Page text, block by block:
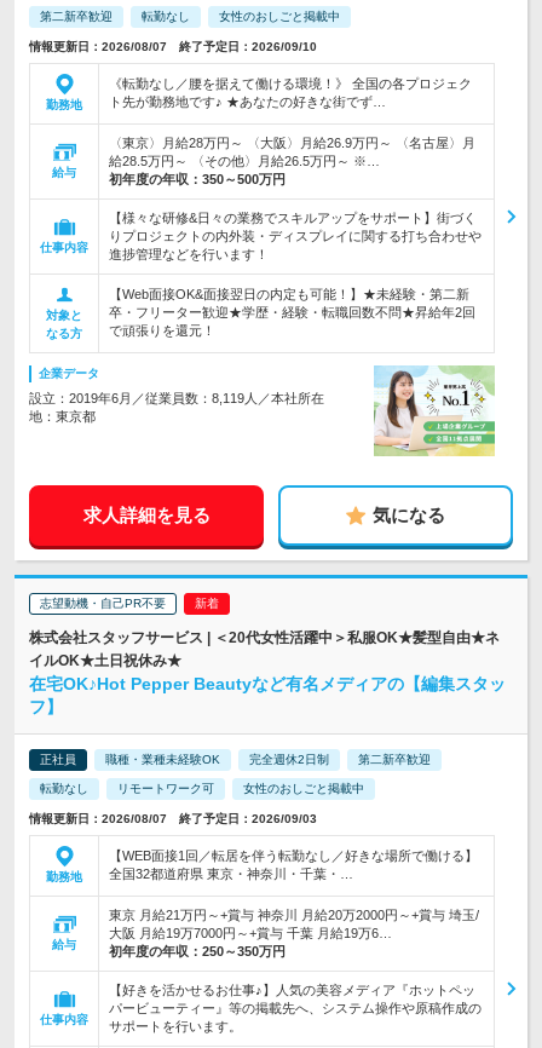
第二新卒歓迎 転勤なし 女性のおしごと掲載中
情報更新日：2026/08/07 終了予定日：2026/09/10
勤務地
《転勤なし／腰を据えて働ける環境！》 全国の各プロジェク
ト先が勤務地です♪ ★あなたの好きな街でず…
給与
〈東京〉月給28万円～ 〈大阪〉月給26.9万円～ 〈名古屋〉月
給28.5万円～ 〈その他〉月給26.5万円～ ※…
初年度の年収： 350～500万円
仕事内容
【様々な研修&日々の業務でスキルアップをサポート】街づく
りプロジェクトの内外装・ディスプレイに関する打ち合わせや
進捗管理などを行います！
対象と
なる方
【Web面接OK&面接翌日の内定も可能！】★未経験・第二新
卒・フリーター歓迎★学歴・経験・転職回数不問★昇給年2回
で頑張りを還元！
企業データ
設立：2019年6月／従業員数：8,119人／本社所在
地：東京都
求人詳細を見る 気になる
志望動機・自己PR不要
株式会社スタッフサービス | ＜20代女性活躍中＞私服OK★髪型自由★ネ
イルOK★土日祝休み★
在宅OK♪Hot Pepper Beautyなど有名メディアの【編集スタッ
フ】
正社員 職種・業種未経験OK 完全週休2日制 第二新卒歓迎
転勤なし リモートワーク可 女性のおしごと掲載中
情報更新日：2026/08/07 終了予定日：2026/09/03
勤務地
【WEB面接1回／転居を伴う転勤なし／好きな場所で働ける】
全国32都道府県 東京・神奈川・千葉・…
給与
東京 月給21万円～+賞与 神奈川 月給20万2000円～+賞与 埼玉/
大阪 月給19万7000円～+賞与 千葉 月給19万6…
初年度の年収： 250～350万円
仕事内容
【好きを活かせるお仕事♪】人気の美容メディア『ホットペッ
パービューティー』等の掲載先へ、システム操作や原稿作成の
サポートを行います。